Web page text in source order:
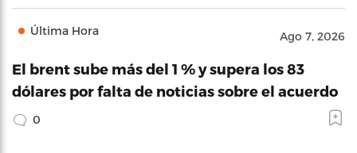
Última Hora Ago 7, 2026
El brent sube más del 1 % y supera los 83
dólares por falta de noticias sobre el acuerdo
0